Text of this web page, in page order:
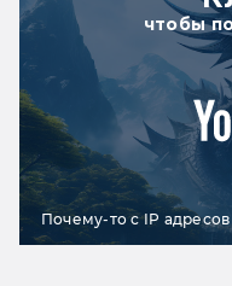
чтобы
Почему-то с IP